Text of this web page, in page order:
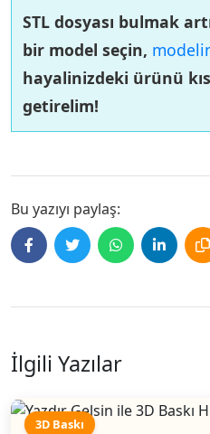
STL dosyası bulmak
bir model seçin,
hayalinizdeki ürünü
getirelim!
Bu yazıyı paylaş:
İlgili Yazılar
3D Baskı